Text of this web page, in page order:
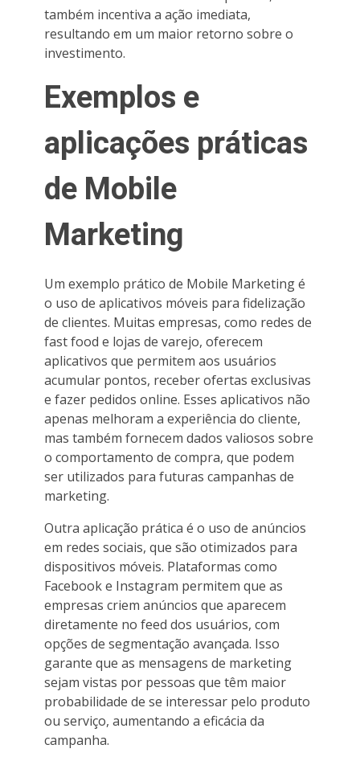
também incentiva a ação imediata,
resultando em um maior retorno sobre o
investimento.
Exemplos e
aplicações práticas
de Mobile
Marketing
Um exemplo prático de Mobile Marketing é
o uso de aplicativos móveis para fidelização
de clientes. Muitas empresas, como redes de
fast food e lojas de varejo, oferecem
aplicativos que permitem aos usuários
acumular pontos, receber ofertas exclusivas
e fazer pedidos online. Esses aplicativos não
apenas melhoram a experiência do cliente,
mas também fornecem dados valiosos sobre
o comportamento de compra, que podem
ser utilizados para futuras campanhas de
marketing.
Outra aplicação prática é o uso de anúncios
em redes sociais, que são otimizados para
dispositivos móveis. Plataformas como
Facebook e Instagram permitem que as
empresas criem anúncios que aparecem
diretamente no feed dos usuários, com
opções de segmentação avançada. Isso
garante que as mensagens de marketing
sejam vistas por pessoas que têm maior
probabilidade de se interessar pelo produto
ou serviço, aumentando a eficácia da
campanha.